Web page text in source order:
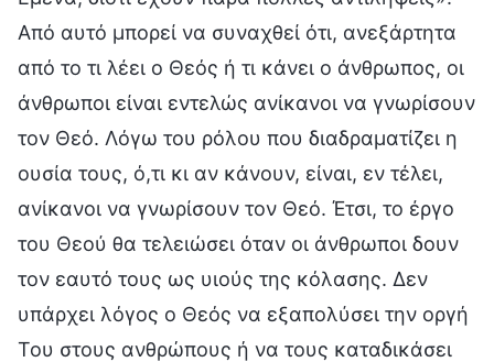
Από αυτό μπορεί να συναχθεί ότι, ανεξάρτητα
από το τι λέει ο Θεός ή τι κάνει ο άνθρωπος, οι
άνθρωποι είναι εντελώς ανίκανοι να γνωρίσουν
τον Θεό. Λόγω του ρόλου που διαδραματίζει η
ουσία τους, ό,τι κι αν κάνουν, είναι, εν τέλει,
ανίκανοι να γνωρίσουν τον Θεό. Έτσι, το έργο
του Θεού θα τελειώσει όταν οι άνθρωποι δουν
τον εαυτό τους ως υιούς της κόλασης. Δεν
υπάρχει λόγος ο Θεός να εξαπολύσει την οργή
Του στους ανθρώπους ή να τους καταδικάσει